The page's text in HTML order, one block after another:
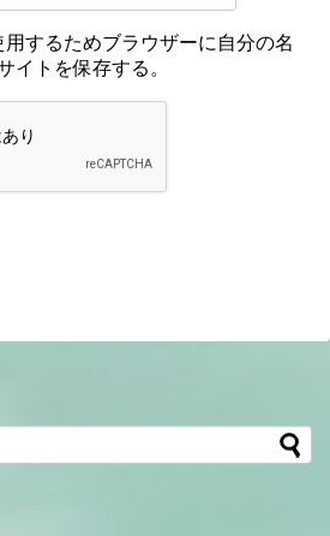
するためブラウザーに自分の名
イトを保存する。